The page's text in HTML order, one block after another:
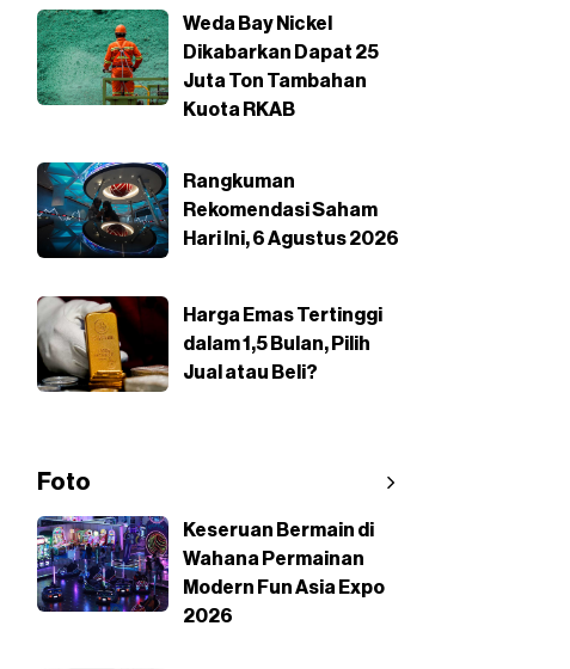
Weda Bay Nickel
Dikabarkan Dapat 25
Juta Ton Tambahan
Kuota RKAB
Rangkuman
Rekomendasi Saham
Hari Ini, 6 Agustus 2026
Harga Emas Tertinggi
dalam 1,5 Bulan, Pilih
Jual atau Beli?
Foto
Keseruan Bermain di
Wahana Permainan
Modern Fun Asia Expo
2026